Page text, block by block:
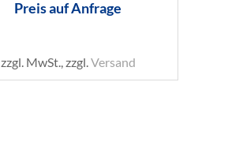
Preis auf Anfrage
zzgl. MwSt., zzgl.Versand